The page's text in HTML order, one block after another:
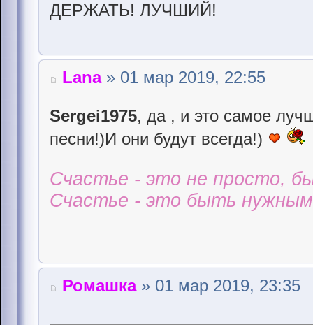
ДЕРЖАТЬ! ЛУЧШИЙ!
Lana» 01 мар 2019, 22:55
Sergei1975, да , и это самое
песни!)И они будут всегда!)
Счастье - это не просто,
Счастье - это быть
Ромашка» 01 мар 2019, 23:35